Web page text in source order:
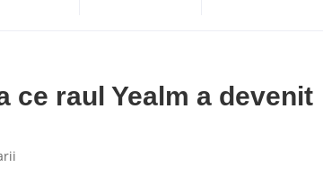
ce raul Yealm a devenit